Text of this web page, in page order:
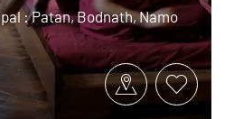
: Patan, Bodnath, Namo